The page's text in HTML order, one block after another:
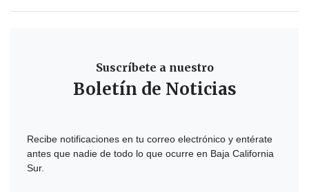
Suscríbete a nuestro
Boletín de Noticias
Recibe notificaciones en tu correo electrónico y entérate
antes que nadie de todo lo que ocurre en Baja California
Sur.